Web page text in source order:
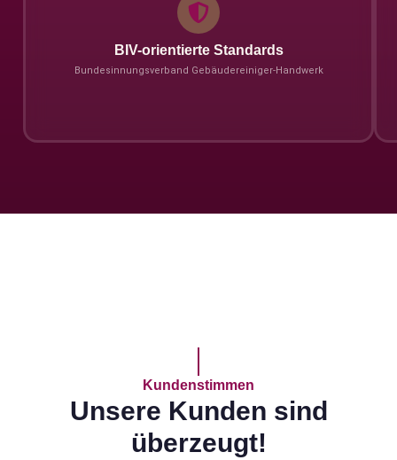
BIV-orientierte Standards
Bundesinnungs­verband Gebäudereiniger-Handwerk
Kundenstimmen
Unsere Kunden sind
überzeugt!